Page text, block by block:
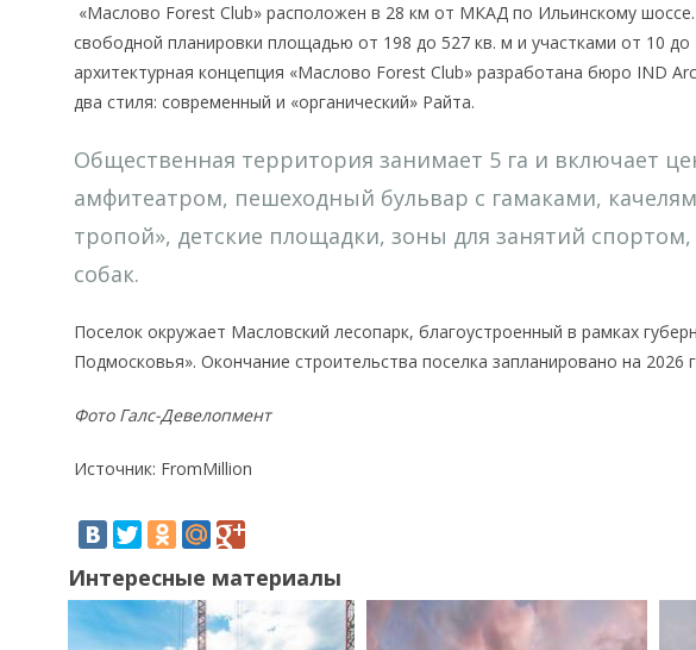
«Маслово Forest Club» расположен в 28 км от МКАД по Ильинскому
свободной планировки площадью от 198 до 527 кв. м и участками от 10 до
архитектурная концепция «Маслово Forest Club» разработана бюро IND
два стиля: современный и «органический» Райта.
Общественная территория занимает 5 га и включает
амфитеатром, пешеходный бульвар с гамаками,
тропой», детские площадки, зоны для занятий
собак.
Поселок окружает Масловский лесопарк, благоустроенный в рамках
Подмосковья». Окончание строительства поселка запланировано на 2026
Фото Галс-Девелопмент
Источник: FromMillion
Интересные материалы